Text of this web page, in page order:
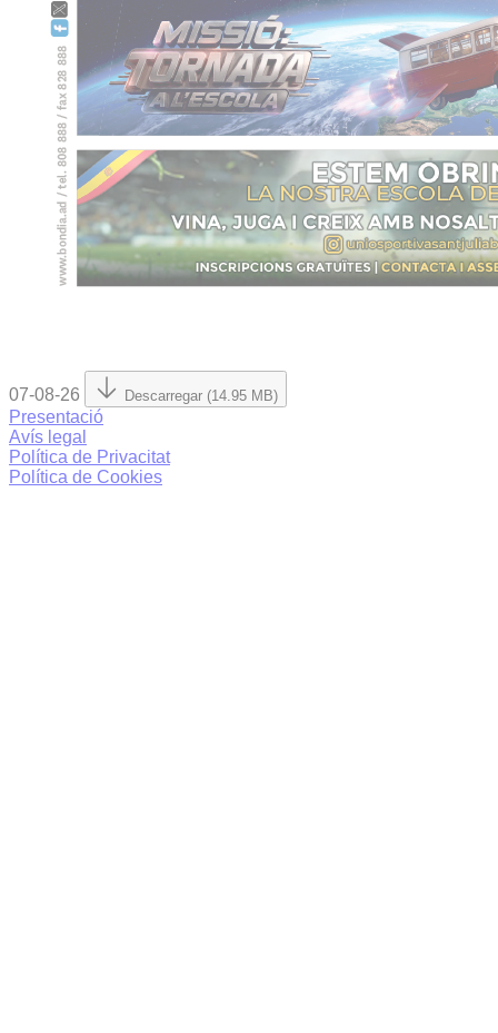
07-08-26 Descarregar (14.95 MB)
Presentació
Avís legal
Política de Privacitat
Política de Cookies